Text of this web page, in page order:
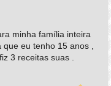
minha família inteira
eu tenho 15 anos ,
3 receitas suas .